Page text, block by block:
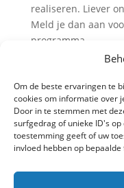
Om de beste ervaringen te
cookies om informatie over
Door in te stemmen met
surfgedrag of unieke ID's
toestemming geeft of uw
invloed hebben op
realiseren. Liever
Meld je dan aan
programma.